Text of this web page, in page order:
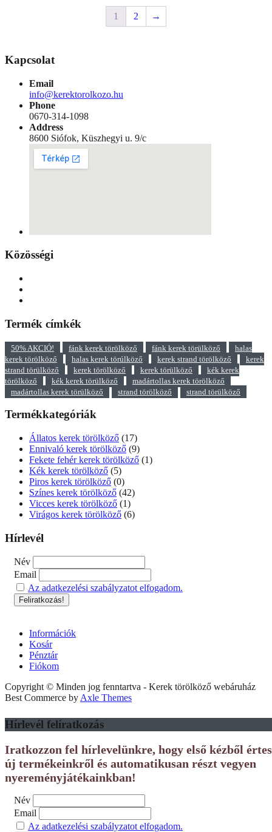
1 2 →
Kapcsolat
Email
info@kerektorolkozo.hu
Phone
0670-314-1098
Address
8600 Siófok, Küszhegyi u. 9/c
Közösségi
Termék címkék
50% AKCIÓ! fánk kerek törölköző fánk kerek törülköző
halas
kerek törölköző
halas kerek törúlköző kerek strand törölköző
kerek
strand törülköző
kerek törölköző kerek törülköző
kék kerek
törölköző
kék kerek törülköző
madártollas kerek törölköző
madártollas kerek törülköző
strand törölköző strand törülköző
Termékkategóriák
Állatos kerek törölköző (17)
Ennivaló kerek törölköző (9)
Fekete fehér kerek törölköző (1)
Kék kerek törölköző (5)
Piros kerek törölköző (0)
Színes kerek törölköző (42)
Vicces kerek törölköző (1)
Virágos kerek törölköző (6)
Hírlevél
Név
Email
Az adatkezelési szabályzatot elfogadom.
Információk
Kosár
Pénztár
Fiókom
Copyright © Minden jog fenntartva - Kerek törölköző webáruház
Best Commerce byAxle Themes
Hírlevél felíratkozás
Iratkozzon fel hírlevelünkre, hogy első kézből
új termékeinkről és automatikusan részt vegyen
nyereményjátékainkban!
Név
Email
Az adatkezelési szabályzatot elfogadom.